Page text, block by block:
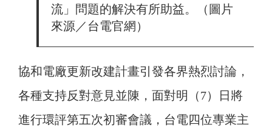
流」問題的解決有所助益。（圖片
來源／台電官網）
協和電廠更新改建計畫引發各界熱烈討論，
各種支持反對意見並陳，面對明（7）日將
進行環評第五次初審會議，台電四位專業主